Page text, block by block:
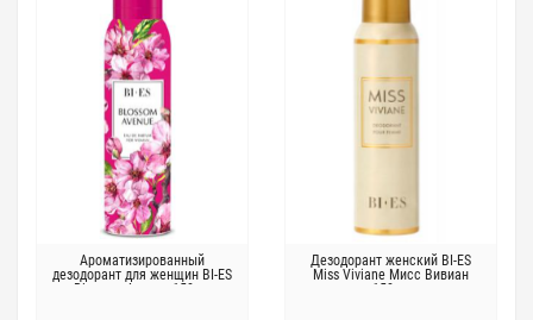
Ароматизированный
дезодорант для женщин BI-ES
Blossom Avenue 150мл
Дезодорант женский BI-ES
Miss Viviane Мисс Вивиан
150мл